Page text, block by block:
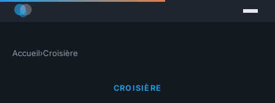
Accueil›Croisière
CROISIÈRE